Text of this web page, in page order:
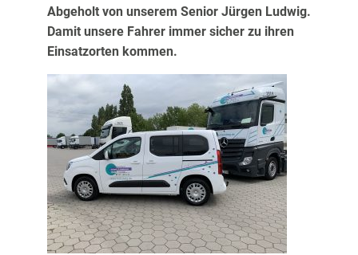
Abgeholt von unserem Senior Jürgen Ludwig.
Damit unsere Fahrer immer sicher zu ihren
Einsatzorten kommen.